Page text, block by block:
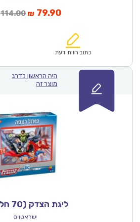
114.00המחיר
₪114.00.
₪ 79.90המחיר
הוא:
כתוב חוות דעת
היה הראשון לדרג
מוצר זה
ליגת הצדק (70 חלקים)
ישראטויס